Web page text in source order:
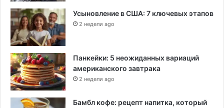
Усыновление в США: 7 ключевых этапов
2 недели ago
Панкейки: 5 неожиданных вариаций
американского завтрака
2 недели ago
Бамбл кофе: рецепт напитка, который